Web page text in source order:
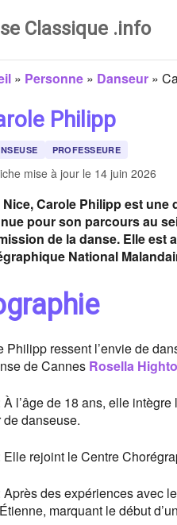
Classique .info
» Personne » Danseur »
Philipp
PROFESSEURE
mise à jour le 14 juin 2026
Nice, Carole Philipp est
pour son parcours au
de la danse. Elle est
National
Philipp ressent l’envie de
de Cannes Rosella
À l’âge de 18 ans, elle
de danseuse.
Elle rejoint le Centre
Après des expériences avec
marquant le début